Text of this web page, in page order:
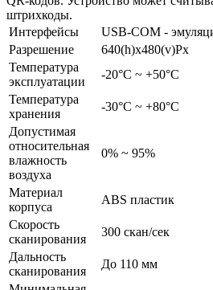
штрихкоды.
Интерфейсы
USB-COM -
Разрешение
640(h)х480(v)Px
Температура
эксплуатации
-20°C ~ +50°C
Температура
хранения
-30°С ~ +80°С
Допустимая
относительная
влажность
воздуха
0% ~ 95%
Материал
корпуса
ABS пластик
Скорость
сканирования
300 скан/сек
Дальность
сканирования
До 110 мм